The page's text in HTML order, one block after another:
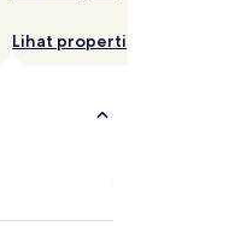
Lihat properti